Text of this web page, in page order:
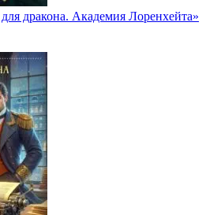
дракона. Академия Лоренхейта»